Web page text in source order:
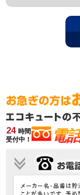
24 時間
受付中！
電